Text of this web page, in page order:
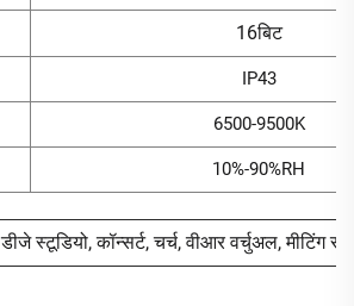
16बिट
IP43
6500-9500K
10%-90%RH
डीजे स्टूडियो, कॉन्सर्ट, चर्च, वीआर वर्चुअल, मीटिंग